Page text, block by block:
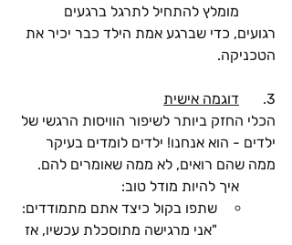
	מומלץ להתחיל לתרגל ברגעים
רגועים, כדי שברגע אמת הילד כבר יכיר את
הטכניקה.
3.
דוגמה אישית
הכלי החזק ביותר לשיפור הוויסות הרגשי של
ילדים - הוא אנחנו! ילדים לומדים בעיקר
ממה שהם רואים, לא ממה שאומרים להם.
שתפו בקול כיצד אתם מתמודדים:
"אני מרגישה מתוסכלת עכשיו, אז